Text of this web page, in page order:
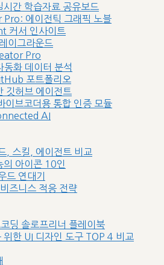
간 학습자료 공유보드
에이전틱 그래픽 노블
커서 인사이트
이그라운드
Pro
화 데이터 분석
포트폴리오
깃허브 에이전트
브코더용 통합 인증 모듈
AI
, 스킬, 에이전트 비교
의 아이콘 10인
드 연대기
즈니스 적응 전략
딩 솔로프리너 플레이북
위한 UI 디자인 도구 TOP 4 비교